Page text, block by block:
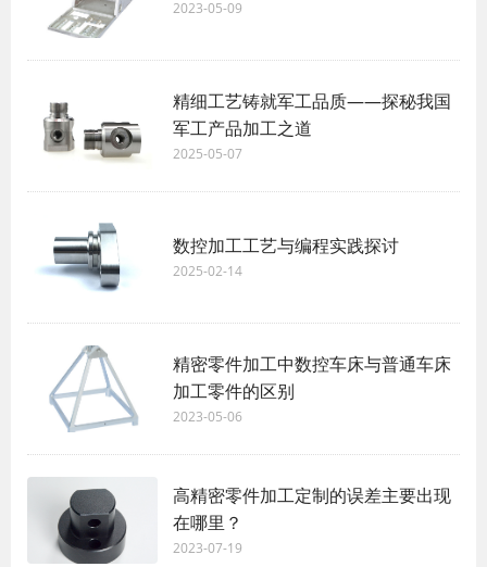
2023-05-09
精细工艺铸就军工品质——探秘我国
军工产品加工之道
2025-05-07
数控加工工艺与编程实践探讨
2025-02-14
精密零件加工中数控车床与普通车床
加工零件的区别
2023-05-06
高精密零件加工定制的误差主要出现
在哪里？
2023-07-19